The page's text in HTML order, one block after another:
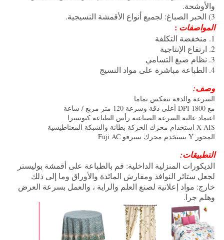
والأوشحة.
3) الحبر الصباغ: لجميع أنواع الأقمشة النسيجية.
المواصفات :
1. منخفضة التكلفة
2. ارتفاع الإنتاجية
3. نظام صبغ التسامي
4. الطباعة مباشرة على مواد النسيج
وصف:
السرعة والدقة تنعكس تماما
مع 1800 DPI أعلى دقة وسرعة 120 متر مربع / ساعة
اعتماد عالية السرعة الصناعية رأس الطباعة كيوسيرا
X-AIS استخدام محرك الحركة بطانة والشبكة المغناطيسية
المحور Y يستخدم محرك سيرفو Fuji AC
التطبيقات:
الديكورات المنزلية الداخلية: قم بالطباعة على أقمشة بوليستر
لجعل ستائر النوافذ ومفارش المائدة والأوراق وما إلى ذلك
خارج: مواد إعلانية لصنع العلم والراية ، والعمل بسرعة العرض
وهلم جرا.